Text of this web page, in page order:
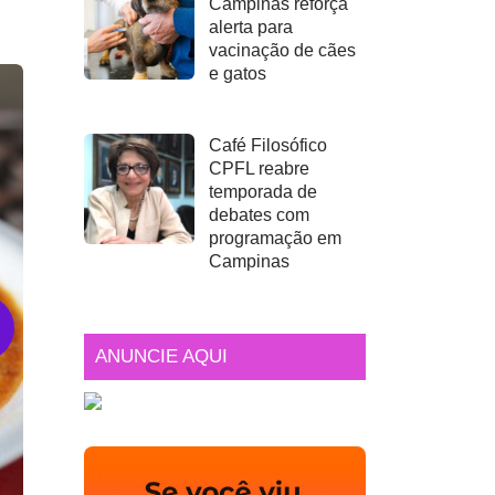
Campinas reforça
alerta para
vacinação de cães
e gatos
Café Filosófico
CPFL reabre
temporada de
debates com
programação em
Campinas
ANUNCIE AQUI